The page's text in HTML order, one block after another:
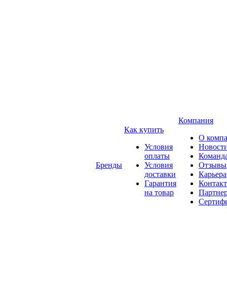
Бренды
Как купить
Условия
оплаты
Условия
доставки
Гарантия
на товар
Компания
О
Отзывы
Карьера